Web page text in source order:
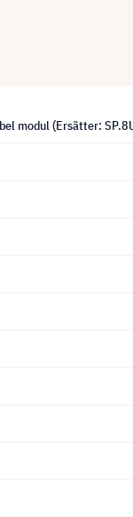
modul (Ersätter: